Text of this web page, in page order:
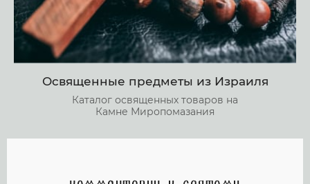
Освященные предметы из Израиля
Каталог освященных товаров на
Камне Миропомазания